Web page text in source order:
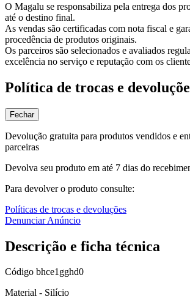
O Magalu se responsabiliza pela entrega dos
até o destino final.
As vendas são certificadas com nota fiscal e
procedência de produtos originais.
Os parceiros são selecionados e avaliados
excelência no serviço e reputação com os
Política de trocas e
Fechar
Devolução gratuita para produtos vendidos e
parceiras
Devolva seu produto em até 7 dias do
Para devolver o produto consulte:
Políticas de trocas e devoluções
Denunciar Anúncio
Descrição e ficha técnica
Código bhce1gghd0
Material - Silício